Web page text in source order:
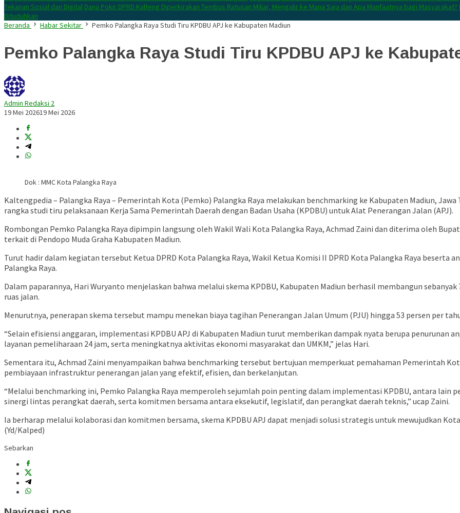
Tekanan Sosial dan Digital Dana Pokir DPRD Kalteng Diperkirakan Tembus Ratusan Miliar, Mengalir ke Mana Saja dan Apa Manfaatnya bagi Masyarakat?
Dituduhkan
Beranda
Habar Sekitar Pemko Palangka Raya Studi Tiru KPDBU APJ ke Kabupaten Madiun
Pemko Palangka Raya Studi Tiru KPDBU APJ ke
Admin Redaksi 2
19 Mei 202619 Mei 2026
Dok : MMC Kota Palangka Raya
Kaltengpedia – Palangka Raya – Pemerintah Kota (Pemko) Palangka Raya melakukan benchmarking ke Kabupaten Madiun,
rangka studi tiru pelaksanaan Kerja Sama Pemerintah Daerah dengan Badan Usaha (KPDBU) untuk Alat Penerangan Jalan (APJ).
Rombongan Pemko Palangka Raya dipimpin langsung oleh Wakil Wali Kota Palangka Raya, Achmad Zaini dan diterima oleh
terkait di Pendopo Muda Graha Kabupaten Madiun.
Turut hadir dalam kegiatan tersebut Ketua DPRD Kota Palangka Raya, Wakil Ketua Komisi II DPRD Kota Palangka Raya beserta
Palangka Raya.
Dalam paparannya, Hari Wuryanto menjelaskan bahwa melalui skema KPDBU, Kabupaten Madiun berhasil membangun
ruas jalan.
Menurutnya, penerapan skema tersebut mampu menekan biaya tagihan Penerangan Jalan Umum (PJU) hingga 53 persen per
“Selain efisiensi anggaran, implementasi KPDBU APJ di Kabupaten Madiun turut memberikan dampak nyata berupa penurunan
layanan pemeliharaan 24 jam, serta meningkatnya aktivitas ekonomi masyarakat dan UMKM,” jelas Hari.
Sementara itu, Achmad Zaini menyampaikan bahwa benchmarking tersebut bertujuan memperkuat pemahaman Pemerintah
pembiayaan infrastruktur penerangan jalan yang efektif, efisien, dan berkelanjutan.
“Melalui benchmarking ini, Pemko Palangka Raya memperoleh sejumlah poin penting dalam implementasi KPDBU, antara lain
sinergi lintas perangkat daerah, serta komitmen bersama antara eksekutif, legislatif, dan perangkat daerah teknis,” ucap Zaini.
Ia berharap melalui kolaborasi dan komitmen bersama, skema KPDBU APJ dapat menjadi solusi strategis untuk mewujudkan
(Yd/Kalped)
Sebarkan